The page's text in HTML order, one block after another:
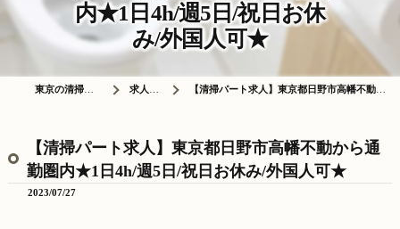
内★1日4h/週5日/祝日お休
み/外国人可★
東京の清掃は株式会社松永商店 求人情報ブログ 【清掃パート求人】東京都日野市高幡不動から通勤圏内★1日4h/週5日/祝日お休み/外国人可★
【清掃パート求人】東京都日野市高幡不動から通
勤圏内★1日4h/週5日/祝日お休み/外国人可★
2023/07/27